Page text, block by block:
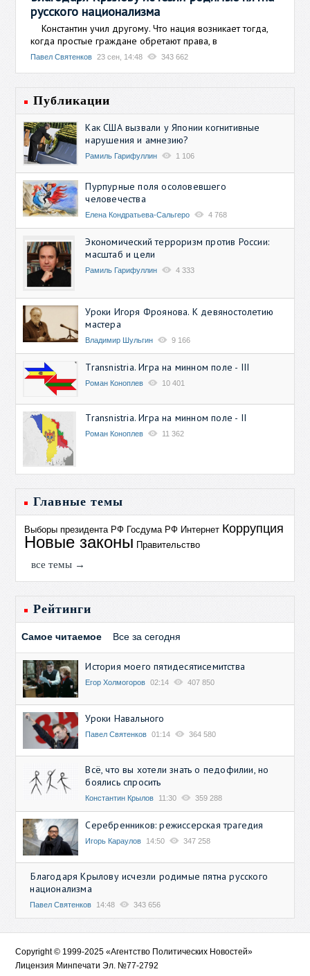
русского национализма
Константин учил другому. Что нация возникает тогда,
когда простые граждане обретают права, в
Павел Святенков 23 сен, 14:48 343 662
Публикации
Как США вызвали у Японии когнитивные
нарушения и амнезию?
Рамиль Гарифуллин 1 106
Пурпурные поля осоловевшего
человечества
Елена Кондратьева-Сальгеро 4 768
Экономический терроризм против России:
масштаб и цели
Рамиль Гарифуллин 4 333
Уроки Игоря Фроянова. К девяностолетию
мастера
Владимир Шульгин 9 166
Transnistria. Игра на минном поле - III
Роман Коноплев 10 401
Transnistria. Игра на минном поле - II
Роман Коноплев 11 362
Главные темы
Выборы президента РФ Госдума РФ Интернет Коррупция
Новые законы Правительство
все темы →
Рейтинги
Самое читаемое Все за сегодня
История моего пятидесятисемитства
Егор Холмогоров 02:14 407 850
Уроки Навального
Павел Святенков 01:14 364 580
Всё, что вы хотели знать о педофилии, но
боялись спросить
Константин Крылов 11:30 359 288
Серебренников: режиссерская трагедия
Игорь Караулов 14:50 347 258
Благодаря Крылову исчезли родимые пятна русского
национализма
Павел Святенков 14:48 343 656
Copyright © 1999-2025 «Агентство Политических Новостей»
Лицензия Минпечати Эл. №77-2792